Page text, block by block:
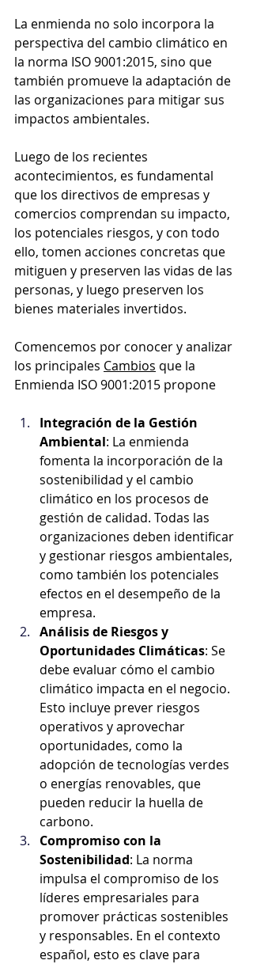
La enmienda no solo incorpora la
perspectiva del cambio climático en
la norma ISO 9001:2015, sino que
también promueve la adaptación de
las organizaciones para mitigar sus
impactos ambientales.
Luego de los recientes
acontecimientos, es fundamental
que los directivos de empresas y
comercios comprendan su impacto,
los potenciales riesgos, y con todo
ello, tomen acciones concretas que
mitiguen y preserven las vidas de las
personas, y luego preserven los
bienes materiales invertidos.
Comencemos por conocer y analizar
los principales Cambios que la
Enmienda ISO 9001:2015 propone
Integración de la Gestión
Ambiental: La enmienda
fomenta la incorporación de la
sostenibilidad y el cambio
climático en los procesos de
gestión de calidad. Todas las
organizaciones deben identificar
y gestionar riesgos ambientales,
como también los potenciales
efectos en el desempeño de la
empresa.
Análisis de Riesgos y
Oportunidades Climáticas: Se
debe evaluar cómo el cambio
climático impacta en el negocio.
Esto incluye prever riesgos
operativos y aprovechar
oportunidades, como la
adopción de tecnologías verdes
o energías renovables, que
pueden reducir la huella de
carbono.
Compromiso con la
Sostenibilidad: La norma
impulsa el compromiso de los
líderes empresariales para
promover prácticas sostenibles
y responsables. En el contexto
español, esto es clave para